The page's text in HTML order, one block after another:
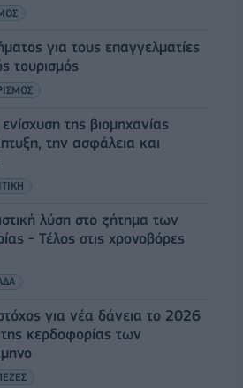
για τους επαγγελματίες
τουρισμός
της βιομηχανίας
την ασφάλεια και
λύση στο ζήτημα των
- Τέλος στις χρονοβόρες
για νέα δάνεια το 2026
κερδοφορίας των